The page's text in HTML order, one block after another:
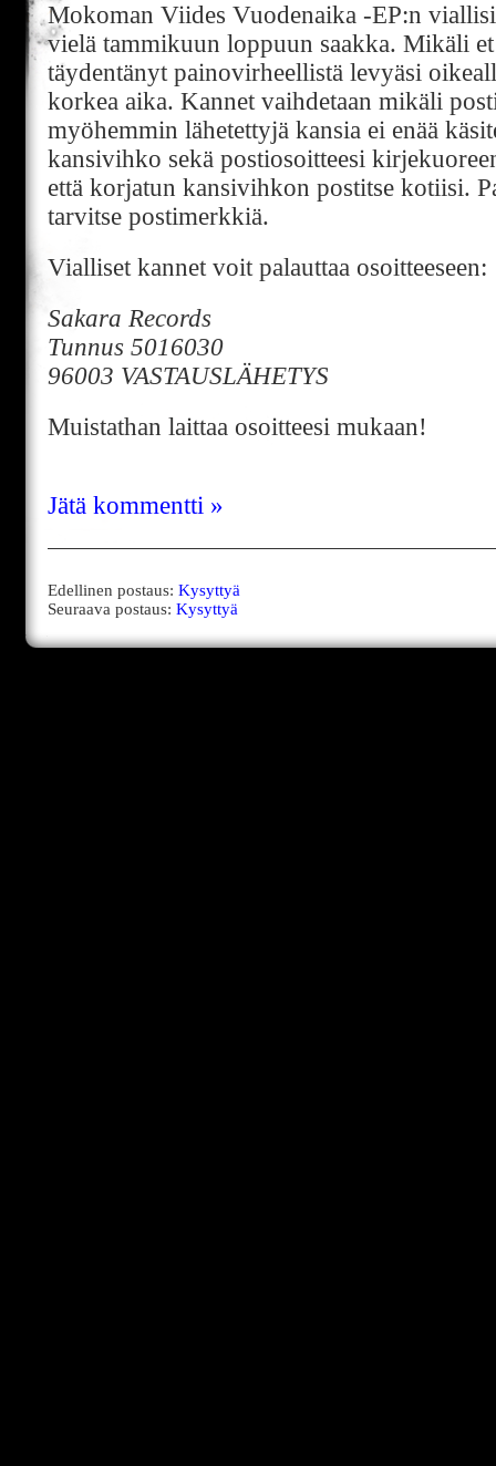
Mokoman Viides Vuodenaika -EP:n
vielä tammikuun loppuun saakka. Mikäli
täydentänyt painovirheellistä levyäsi
korkea aika. Kannet vaihdetaan mikäli
myöhemmin lähetettyjä kansia ei enää
kansivihko sekä postiosoitteesi
että korjatun kansivihkon postitse kotiisi.
tarvitse postimerkkiä.
Vialliset kannet voit palauttaa osoitteeseen:
Sakara Records
Tunnus 5016030
96003 VASTAUSLÄHETYS
Muistathan laittaa osoitteesi mukaan!
Jätä kommentti »
Edellinen postaus: Kysyttyä
Seuraava postaus: Kysyttyä